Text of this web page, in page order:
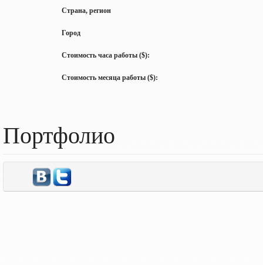
Страна, регион
Город
Стоимость часа работы ($):
Стоимость месяца работы ($):
Портфолио